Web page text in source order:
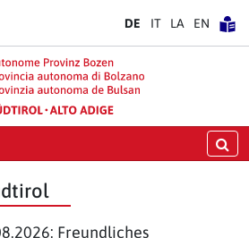
DE IT LA EN
Freundliches